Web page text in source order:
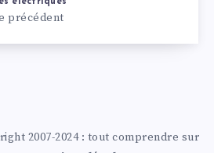
précédent
2007-2024 : tout comprendre sur